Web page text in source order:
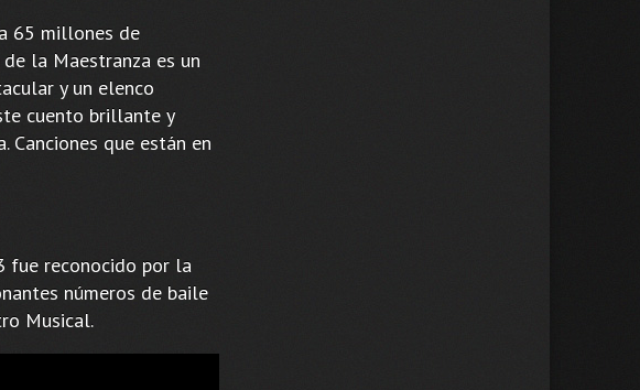
65 millones de
la Maestranza es un
y un elenco
cuento brillante y
Canciones que están en
fue reconocido por la
números de baile
Musical.